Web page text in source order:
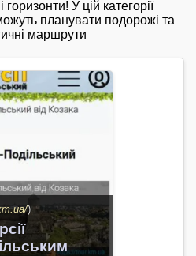
У цій категорії
планувати подорожі та
маршрути
)